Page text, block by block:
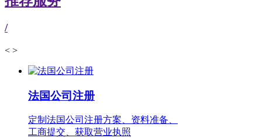
/
< >
法国公司注册
定制法国公司注册方案、资料准备、
工商提交、获取营业执照